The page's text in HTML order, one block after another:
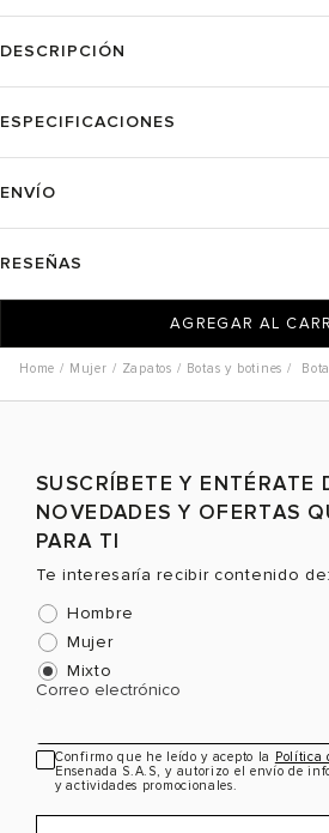
DESCRIPCIÓN
ESPECIFICACIONES
ENVÍO
RESEÑAS
AGREGAR AL
Mujer Zapatos Botas y botines
SUSCRÍBETE Y ENTÉRATE
NOVEDADES Y OFERTAS
PARA TI
Te interesaría recibir contenido de:
Hombre
Mujer
Mixto
Correo electrónico
Confirmo que he leído y acepto la Política
Ensenada S.A.S, y autorizo el envío de
y actividades promocionales.